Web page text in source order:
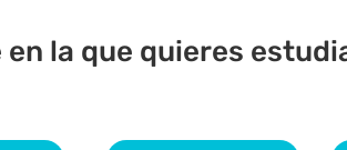
en la que quieres